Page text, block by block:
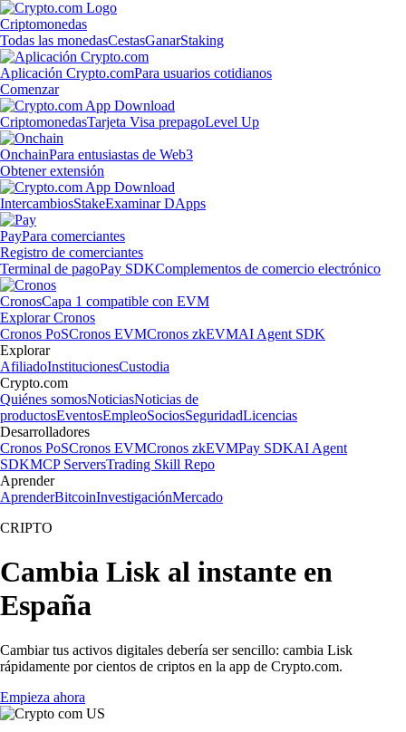
Criptomonedas
Todas las monedasCestasGanarStaking
Aplicación Crypto.comPara usuarios cotidianos
Comenzar
CriptomonedasTarjeta Visa prepagoLevel Up
OnchainPara entusiastas de Web3
Obtener extensión
IntercambiosStakeExaminar DApps
PayPara comerciantes
Registro de comerciantes
Terminal de pagoPay SDKComplementos de comercio electrónico
CronosCapa 1 compatible con EVM
Explorar Cronos
Cronos PoSCronos EVMCronos zkEVMAI Agent SDK
Explorar
AfiliadoInstitucionesCustodia
Crypto.com
Quiénes somosNoticiasNoticias de
productosEventosEmpleoSociosSeguridadLicencias
Desarrolladores
Cronos PoSCronos EVMCronos zkEVMPay SDKAI Agent
SDKMCP ServersTrading Skill Repo
Aprender
AprenderBitcoinInvestigaciónMercado
CRIPTO
Cambia Lisk al instante en
España
Cambiar tus activos digitales debería ser sencillo: cambia Lisk
rápidamente por cientos de criptos en la app de Crypto.com.
Empieza ahora